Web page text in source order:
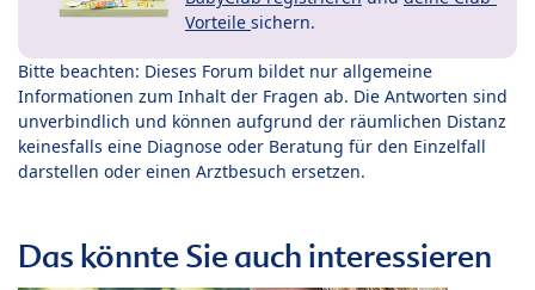
Vorteile sichern.
Bitte beachten: Dieses Forum bildet nur allgemeine
Informationen zum Inhalt der Fragen ab. Die Antworten sind
unverbindlich und können aufgrund der räumlichen Distanz
keinesfalls eine Diagnose oder Beratung für den Einzelfall
darstellen oder einen Arztbesuch ersetzen.
Das könnte Sie auch interessieren